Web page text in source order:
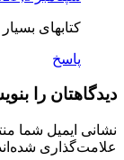
کتابهای
پاسخ
دیدگاهتان را
نشانی ایمیل شما
علامت‌گذاری